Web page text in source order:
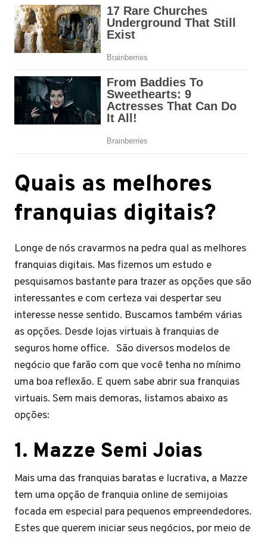
Quais as melhores
franquias digitais?
Longe de nós cravarmos na pedra qual as melhores
franquias digitais. Mas fizemos um estudo e
pesquisamos bastante para trazer as opções que são
interessantes e com certeza vai despertar seu
interesse nesse sentido. Buscamos também várias
as opções. Desde lojas virtuais à franquias de
seguros home office. São diversos modelos de
negócio que farão com que você tenha no mínimo
uma boa reflexão. E quem sabe abrir sua franquias
virtuais. Sem mais demoras, listamos abaixo as
opções:
1. Mazze Semi Joias
Mais uma das franquias baratas e lucrativa, a Mazze
tem uma opção de franquia online de semijoias
focada em especial para pequenos empreendedores.
Estes que querem iniciar seus negócios, por meio de